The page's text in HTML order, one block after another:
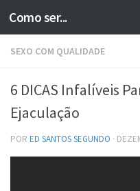
Skip to content
Como ser...
SEXO COM QUALIDADE
6 DICAS Infalíveis
Ejaculação
POR ED SANTOS SEGUNDO ·